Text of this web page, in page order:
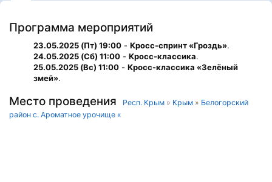
Программа мероприятий
23.05.2025 (Пт) 19:00 - Кросс-спринт «Гроздь».
24.05.2025 (Сб) 11:00 - Кросс-классика.
25.05.2025 (Вс) 11:00 - Кросс-классика «Зелёный
змей».
Место проведения Респ. Крым » Крым » Белогорский
район с. Ароматное урочище «